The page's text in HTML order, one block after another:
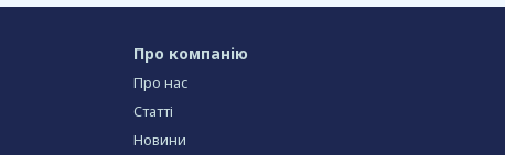
Про компанію
Про нас
Статті
Новини